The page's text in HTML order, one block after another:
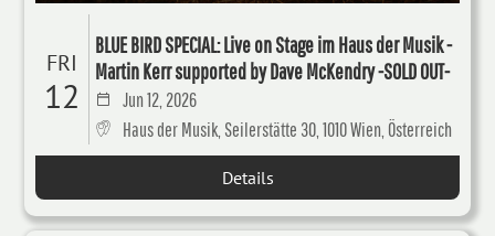
FRI
12
BLUE BIRD SPECIAL: Live on Stage im Haus der Musik -
Martin Kerr supported by Dave McKendry -SOLD OUT-
Jun 12, 2026
Haus der Musik, Seilerstätte 30, 1010 Wien, Österreich
Details